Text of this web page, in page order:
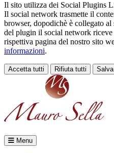
Il sito utilizza dei Social Plugins
Il social network trasmette il
browser, dopodichè è collegato
del plugin il social network
rispettiva pagina del nostro sito
informazioni.
Accetta tutti Rifiuta tutti
Menu